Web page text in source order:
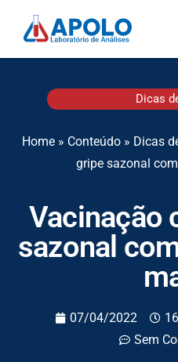
Dicas
Home » Conteúdo » Dicas
gripe sazonal
Vacinação
sazonal
07/04/2022
Sem